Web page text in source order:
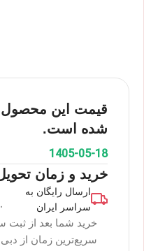
قیمت این محصول
شده است.
1405-05-18
خرید و زمان
ارسال رایگان به
سراسر ایران
خرید شما بعد از ثبت
سریع‌ترین زمان از